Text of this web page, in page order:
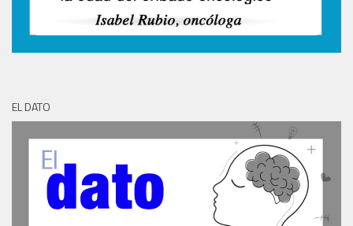
EL DATO